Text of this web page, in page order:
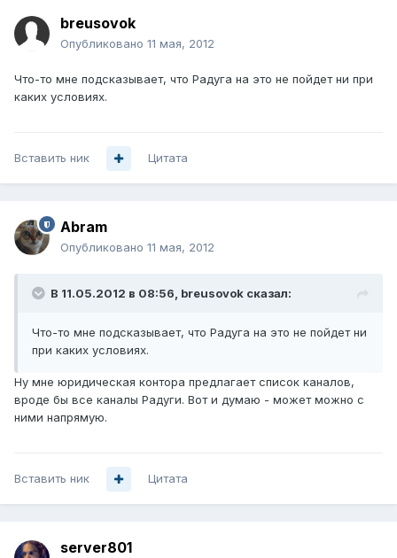
breusovok
Опубликовано 11 мая, 2012
Что-то мне подсказывает, что Радуга на это не пойдет ни при
каких условиях.
Вставить ник Цитата
Abram
Опубликовано 11 мая, 2012
В 11.05.2012 в 08:56, breusovok сказал:
Что-то мне подсказывает, что Радуга на это не пойдет ни
при каких условиях.
Ну мне юридическая контора предлагает список каналов,
вроде бы все каналы Радуги. Вот и думаю - может можно с
ними напрямую.
Вставить ник Цитата
server801